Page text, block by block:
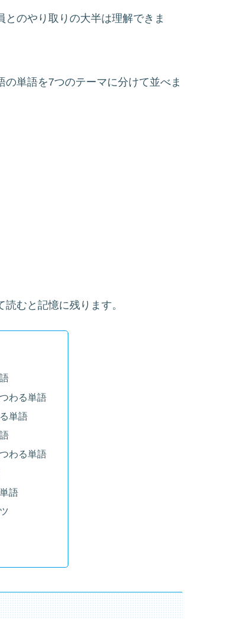
のやり取りの大半は理解できま
単語を7つのテーマに分けて並べま
むと記憶に残ります。
わる単語
単語
わる単語
語